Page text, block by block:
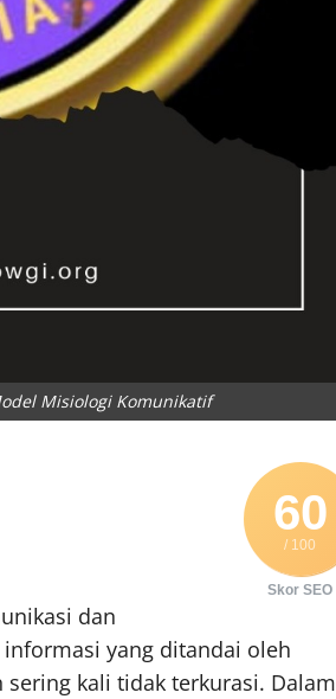
Misiologi Komunikatif
60
/ 100
Skor SEO
dan
yang ditandai oleh
kali tidak terkurasi. Dalam